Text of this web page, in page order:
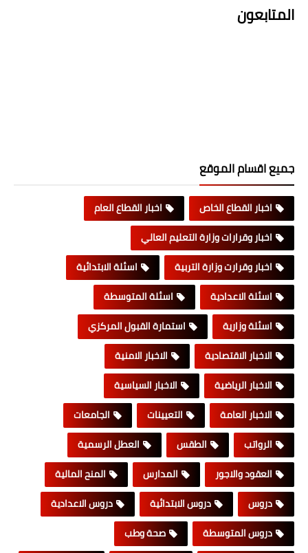
المتابعون
جميع اقسام الموقع
اخبار القطاع الخاص
اخبار القطاع العام
اخبار وقرارات وزارة التعليم العالي
اخبار وقرارت وزارة التربية
اسئلة الابتدائية
اسئلة الاعدادية
اسئلة المتوسطة
اسئلة وزارية
استمارة القبول المركزي
الاخبار الاقتصادية
الاخبار الامنية
الاخبار الرياضية
الاخبار السياسية
الاخبار العامة
التعيينات
الجامعات
الرواتب
الطقس
العطل الرسمية
العقود والاجور
المدارس
المنح المالية
دروس
دروس الابتدائية
دروس الاعدادية
دروس المتوسطة
صحة وطب